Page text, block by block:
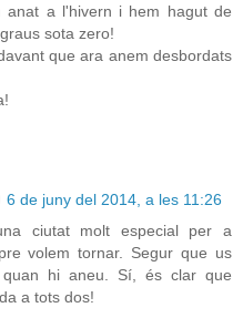
anat a l'hivern i hem hagut de
sota zero!
que ara anem desbordats
6 de juny del 2014, a les 11:26
ciutat molt especial per a
volem tornar. Segur que us
hi aneu. Sí, és clar que
a tots dos!